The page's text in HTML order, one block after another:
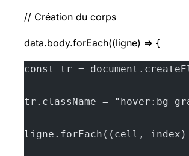
// Création du corps
data.body.forEach((ligne) => {
const tr =
tr.className = "hover:bg-
ligne.forEach((cell, index)